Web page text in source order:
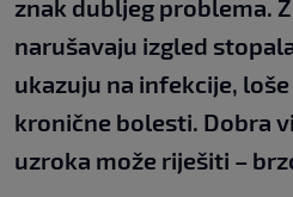
znak dubljeg problema.
narušavaju izgled
ukazuju na infekcije,
kronične bolesti. Dobra
uzroka može riješiti –